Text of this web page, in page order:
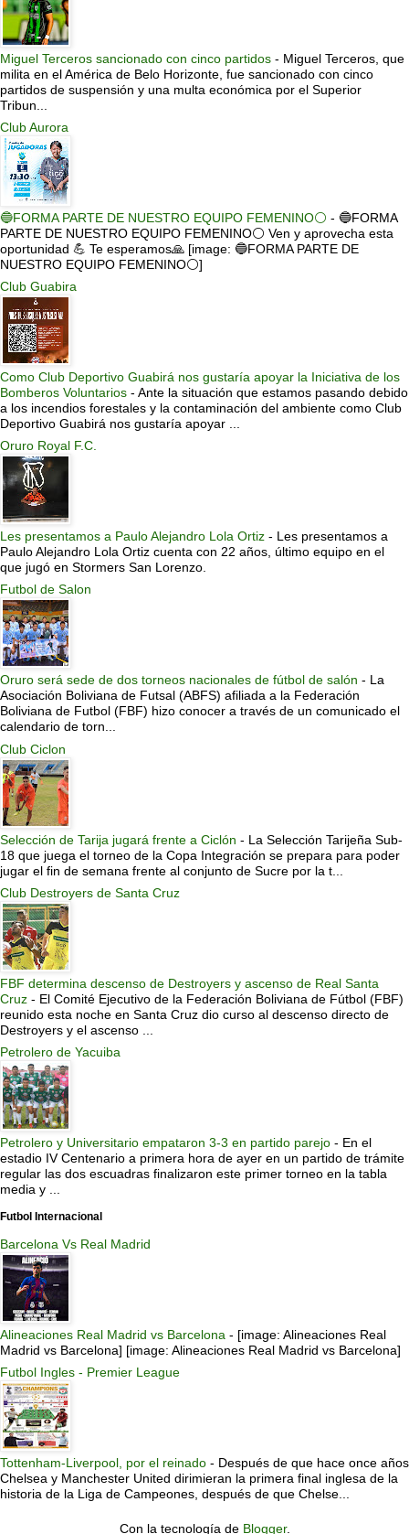
Miguel Terceros sancionado con cinco partidos - Miguel Terceros, que
milita en el América de Belo Horizonte, fue sancionado con cinco
partidos de suspensión y una multa económica por el Superior
Tribun...
Club Aurora
🔵FORMA PARTE DE NUESTRO EQUIPO FEMENINO⚪ - 🔵FORMA
PARTE DE NUESTRO EQUIPO FEMENINO⚪ Ven y aprovecha esta
oportunidad 💪 Te esperamos🙏 [image: 🔵FORMA PARTE DE
NUESTRO EQUIPO FEMENINO⚪]
Club Guabira
Como Club Deportivo Guabirá nos gustaría apoyar la Iniciativa de los
Bomberos Voluntarios - Ante la situación que estamos pasando debido
a los incendios forestales y la contaminación del ambiente como Club
Deportivo Guabirá nos gustaría apoyar ...
Oruro Royal F.C.
Les presentamos a Paulo Alejandro Lola Ortiz - Les presentamos a
Paulo Alejandro Lola Ortiz cuenta con 22 años, último equipo en el
que jugó en Stormers San Lorenzo.
Futbol de Salon
Oruro será sede de dos torneos nacionales de fútbol de salón - La
Asociación Boliviana de Futsal (ABFS) afiliada a la Federación
Boliviana de Futbol (FBF) hizo conocer a través de un comunicado el
calendario de torn...
Club Ciclon
Selección de Tarija jugará frente a Ciclón - La Selección Tarijeña Sub-
18 que juega el torneo de la Copa Integración se prepara para poder
jugar el fin de semana frente al conjunto de Sucre por la t...
Club Destroyers de Santa Cruz
FBF determina descenso de Destroyers y ascenso de Real Santa
Cruz - El Comité Ejecutivo de la Federación Boliviana de Fútbol (FBF)
reunido esta noche en Santa Cruz dio curso al descenso directo de
Destroyers y el ascenso ...
Petrolero de Yacuiba
Petrolero y Universitario empataron 3-3 en partido parejo - En el
estadio IV Centenario a primera hora de ayer en un partido de trámite
regular las dos escuadras finalizaron este primer torneo en la tabla
media y ...
Futbol Internacional
Barcelona Vs Real Madrid
Alineaciones Real Madrid vs Barcelona - [image: Alineaciones Real
Madrid vs Barcelona] [image: Alineaciones Real Madrid vs Barcelona]
Futbol Ingles - Premier League
Tottenham-Liverpool, por el reinado - Después de que hace once años
Chelsea y Manchester United dirimieran la primera final inglesa de la
historia de la Liga de Campeones, después de que Chelse...
Con la tecnología de Blogger.